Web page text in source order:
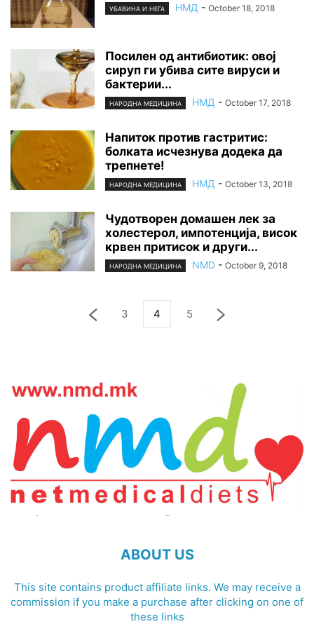
УБАВИНА И НЕГА НМД - October 18, 2018
Посилен од антибиотик: овој
сируп ги убива сите вируси и
бактерии...
НАРОДНА МЕДИЦИНА НМД - October 17, 2018
Напиток против гастритис:
болката исчезнува додека да
трепнете!
НАРОДНА МЕДИЦИНА НМД - October 13, 2018
Чудотворен домашен лек за
холестерол, импотенција, висок
крвен притисок и други...
НАРОДНА МЕДИЦИНА NMD - October 9, 2018
3 4 5
ABOUT US
This site contains product affiliate links. We may receive a
commission if you make a purchase after clicking on one of
these links